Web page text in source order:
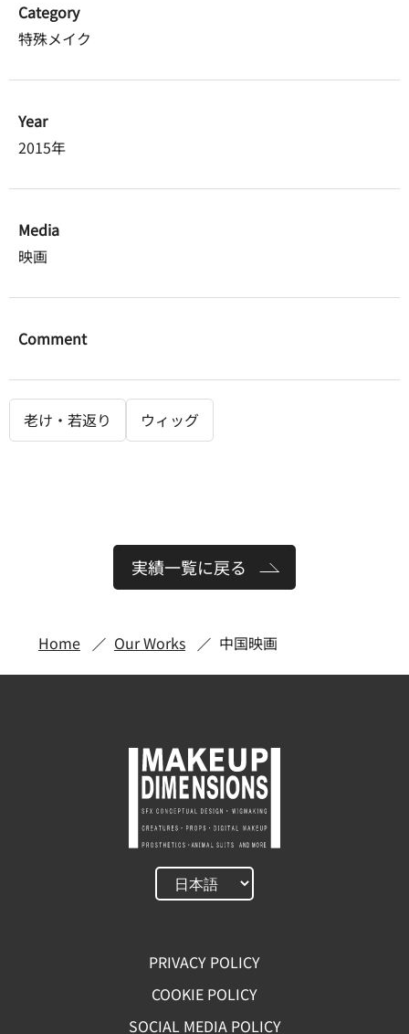
Category
特殊メイク
Year
2015年
Media
映画
Comment
老け・若返り ウィッグ
実績一覧に戻る
Home Our Works 中国映画
PRIVACY POLICY
COOKIE POLICY
SOCIAL MEDIA POLICY